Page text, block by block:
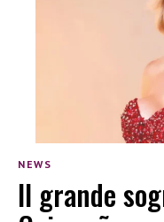
NEWS
Il grande